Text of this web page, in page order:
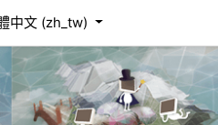
中文 ‎(zh_tw)‎